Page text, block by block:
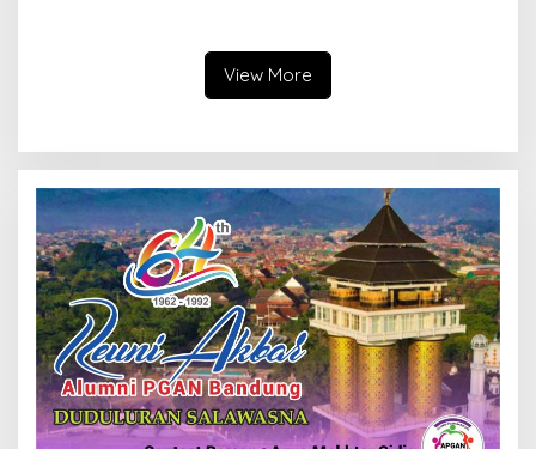
View More